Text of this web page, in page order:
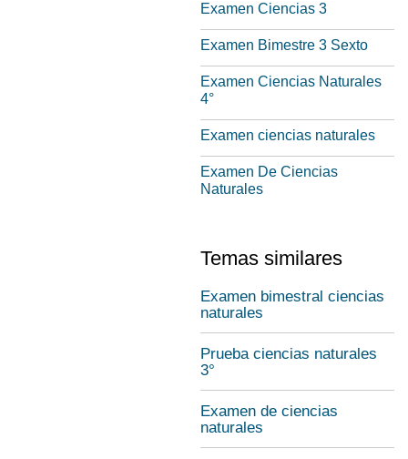
Examen Ciencias 3
Examen Bimestre 3 Sexto
Examen Ciencias Naturales
4°
Examen ciencias naturales
Examen De Ciencias
Naturales
Temas similares
Examen bimestral ciencias
naturales
Prueba ciencias naturales
3°
Examen de ciencias
naturales